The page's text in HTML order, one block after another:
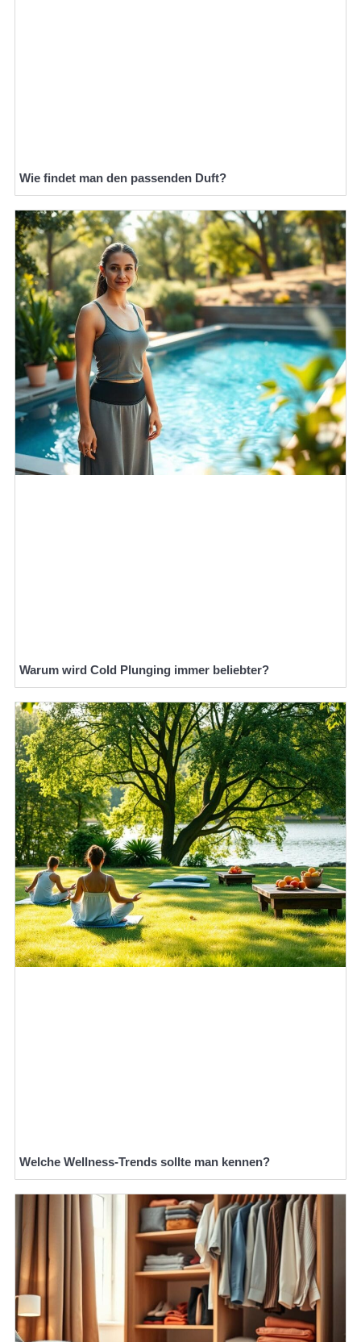
Wie findet man den passenden Duft?
Warum wird Cold Plunging immer beliebter?
Welche Wellness-Trends sollte man kennen?